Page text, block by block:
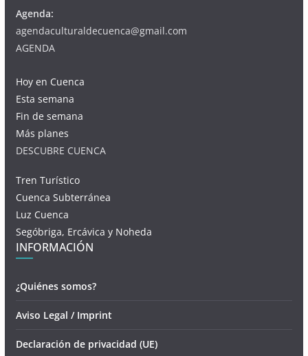
Agenda:
agendaculturaldecuenca@gmail.com
AGENDA
Hoy en Cuenca
Esta semana
Fin de semana
Más planes
DESCUBRE CUENCA
Tren Turístico
Cuenca Subterránea
Luz Cuenca
Segóbriga, Ercávica y Noheda
INFORMACIÓN
¿Quiénes somos?
Aviso Legal / Imprint
Declaración de privacidad (UE)